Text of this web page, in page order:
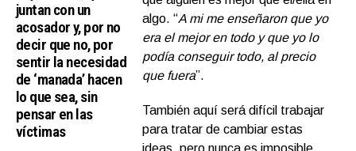
juntan con un
acosador y, por no
decir que no, por
sentir la necesidad
de ‘manada’ hacen
lo que sea, sin
pensar en las
víctimas
algo. “A mi me enseñaron que yo
era el mejor en todo y que yo lo
podía conseguir todo, al precio
que fuera”.
También aquí será difícil trabajar
para tratar de cambiar estas
ideas, pero nunca es imposible.